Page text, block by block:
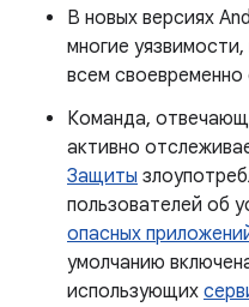
В новых версиях
многие
всем своевременно
Команда,
активно
Защиты
пользователей об
опасных
умолчанию
использующих